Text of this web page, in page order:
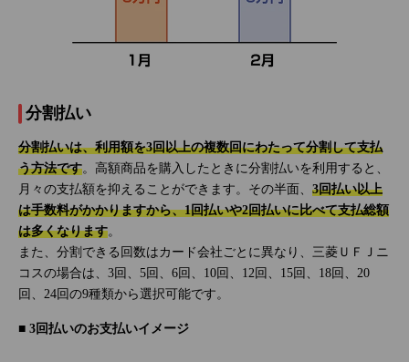
分割払い
分割払いは、利用額を3回以上の複数回にわたって分割して支払
う方法です。高額商品を購入したときに分割払いを利用すると、
月々の支払額を抑えることができます。その半面、 3回払い以上
は手数料がかかりますから、1回払いや2回払いに比べて支払総額
は多くなります。
また、分割できる回数はカード会社ごとに異なり、三菱ＵＦＪニ
コスの場合は、3回、5回、6回、10回、12回、15回、18回、20
回、24回の9種類から選択可能です。
■ 3回払いのお支払いイメージ